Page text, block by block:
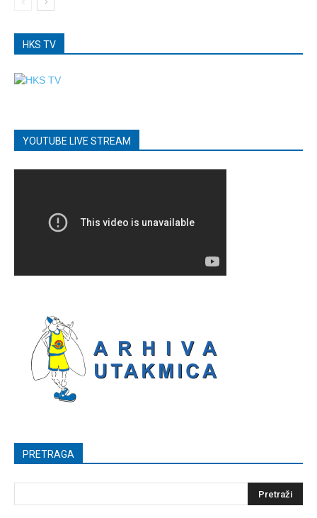
HKS TV
YOUTUBE LIVE STREAM
PRETRAGA